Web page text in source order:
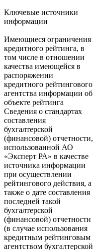
Ключевые источники
информации
Имеющиеся ограничения
кредитного рейтинга, в
том числе в отношении
качества имеющейся в
распоряжении
кредитного рейтингового
агентства информации об
объекте рейтинга
Сведения о стандартах
составления
бухгалтерской
(финансовой) отчетности,
использованной АО
«Эксперт РА» в качестве
источника информации
при осуществлении
рейтингового действия, а
также о дате составления
последней такой
бухгалтерской
(финансовой) отчетности
(в случае использования
кредитным рейтинговым
агентством бухгалтерской